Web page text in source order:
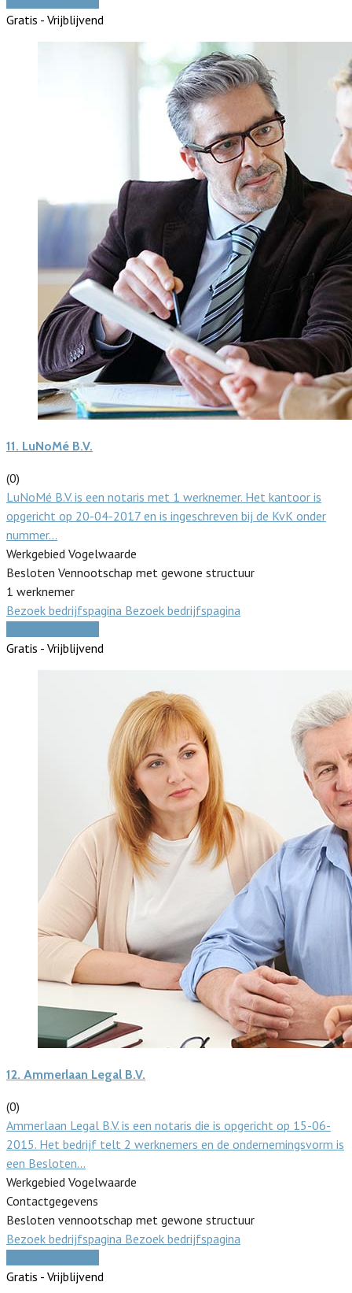
Gratis - Vrijblijvend
11. LuNoMé B.V.
(0)
LuNoMé B.V. is een notaris met 1 werknemer. Het kantoor is
opgericht op 20-04-2017 en is ingeschreven bij de KvK onder
nummer…
Werkgebied Vogelwaarde
Besloten Vennootschap met gewone structuur
1 werknemer
Bezoek bedrijfspagina Bezoek bedrijfspagina
Gratis - Vrijblijvend
12. Ammerlaan Legal B.V.
(0)
Ammerlaan Legal B.V. is een notaris die is opgericht op 15-06-
2015. Het bedrijf telt 2 werknemers en de ondernemingsvorm is
een Besloten…
Werkgebied Vogelwaarde
Contactgegevens
Besloten vennootschap met gewone structuur
Bezoek bedrijfspagina Bezoek bedrijfspagina
Gratis - Vrijblijvend